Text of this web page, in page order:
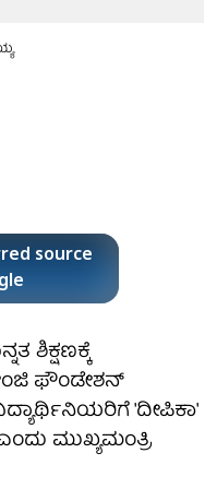
source
ಶಿಕ್ಷಣಕ್ಕೆ
ಫೌಂಡೇಶನ್
'ದೀಪಿಕಾ'
ಮುಖ್ಯಮಂತ್ರಿ